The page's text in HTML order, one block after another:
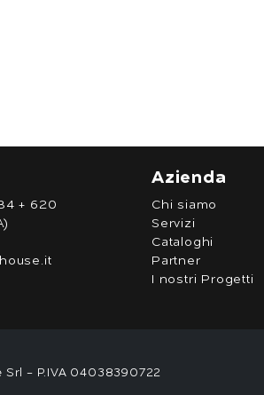
+ 620
Azienda
Chi siamo
Servizi
Cataloghi
Partner
I nostri Progetti
Srl - P.IVA 04038390722